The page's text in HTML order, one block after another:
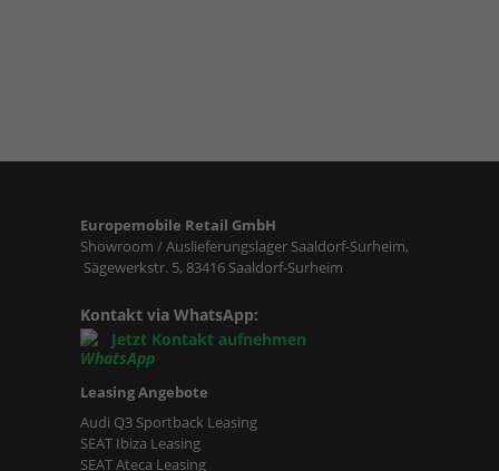
Europemobile Retail GmbH
Showroom / Auslieferungslager Saaldorf-Surheim,
Sägewerkstr. 5, 83416 Saaldorf-Surheim
Kontakt via WhatsApp:
Jetzt Kontakt aufnehmen
Leasing Angebote
Audi Q3 Sportback Leasing
SEAT Ibiza Leasing
SEAT Ateca Leasing